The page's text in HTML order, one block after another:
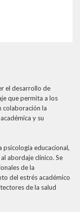
el desarrollo de
que permita a los
colaboración la
y su
psicología educacional,
abordaje clínico. Se
de la
del estrés académico
de la salud